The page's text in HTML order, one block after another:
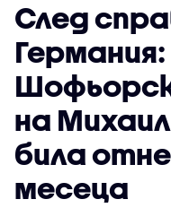
След
Германия:
на
била
месеца